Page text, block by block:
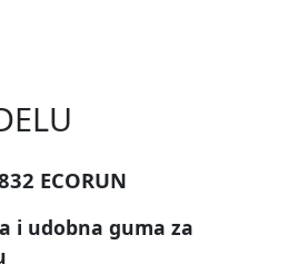
ECORUN
i udobna guma za